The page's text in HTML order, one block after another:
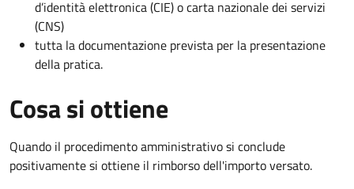
d’identità elettronica (CIE) o carta nazionale dei servizi
(CNS)
tutta la documentazione prevista per la presentazione
della pratica.
Cosa si ottiene
Quando il procedimento amministrativo si conclude
positivamente si ottiene il rimborso dell'importo versato.